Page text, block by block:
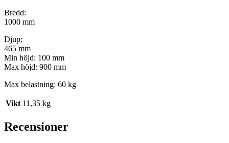
Bredd:
1000 mm
Djup:
465 mm
Min höjd: 100 mm
Max höjd: 900 mm
Max belastning: 60 kg
Vikt 11,35 kg
Recensioner